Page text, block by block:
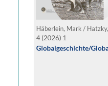
4 (2026) 1
Globalgeschichte/